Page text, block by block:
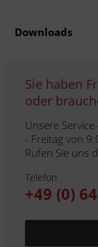
Downloads
Sie haben
oder
Unsere
- Freitag von
Rufen Sie uns
Telefon
+49 (0)